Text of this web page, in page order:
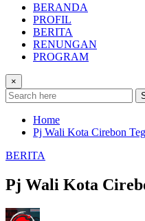
BERANDA
PROFIL
BERITA
RENUNGAN
PROGRAM
×
Home
Pj Wali Kota Cirebon
BERITA
Pj Wali Kota